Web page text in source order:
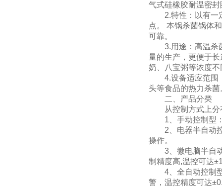
气式硅橡胶耐温密
2.特性：以有一定
点。 本锅杀菌锅体
可靠。
3.用途：高温杀菌
量的生产，更便于
奶、八宝粥等浓度
4.设备适应范围：
头等食品的热力杀菌
二、产品分类
从控制方式上分
1、手动控制型：
2、电器半自动控
操作。
3、微电脑半自动
制精度高,温控可达
4、全自动控制型
警，温控精度可达